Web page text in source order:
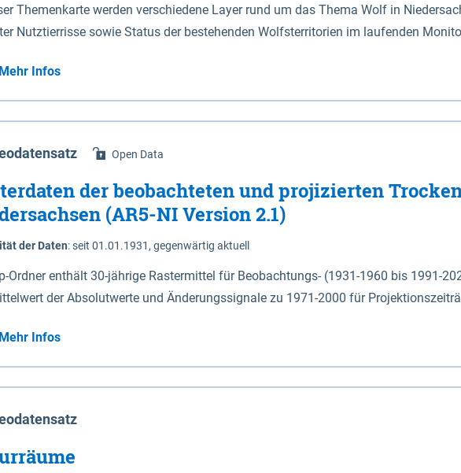
Themenkarte werden verschiedene Layer rund um das Thema Wolf in
Nutztierrisse sowie Status der bestehenden Wolfsterritorien im laufenden
Mehr Infos
Open Data
der beobachteten und projizierten
(AR5-NI Version 2.1)
der Daten:seit 01.01.1931, gegenwärtig aktuell
Ordner enthält 30-jährige Rastermittel für Beobachtungs- (1931-1960 bis 1991-
der Absolutwerte und Änderungssignale zu 1971-2000 für
(Jun. - Aug.) - au: Herbst (Sep. - Nov.) - wi: Winter (Dez. - Feb.) - hyr:
Jahr (Nov. - Okt.) - hsu: Hydrologisches Sommerhalbjahr (Mai - Okt.) -
- vd: Vegetationsruhe (Okt. - Mär.) Neben den Rasterdaten ist eine
zu den Dateinamen und für eine Darstellung im GIS eine Klassifizierung der
code gegeben.
Mehr Infos